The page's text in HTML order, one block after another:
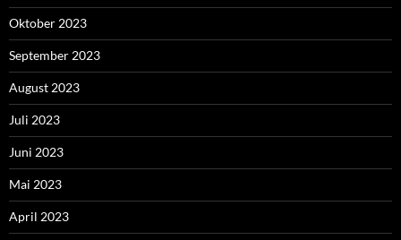
Oktober 2023
September 2023
August 2023
Juli 2023
Juni 2023
Mai 2023
April 2023